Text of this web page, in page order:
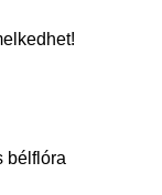
bélflóra